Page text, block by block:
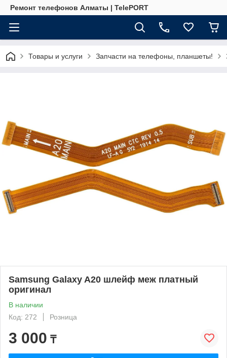
Ремонт телефонов Алматы | TelePORT
Товары и услуги Запчасти на телефоны, планшеты!
Samsung Galaxy A20 шлейф меж платный
оригинал
В наличии
Код: 272
Розница
3 000 ₸